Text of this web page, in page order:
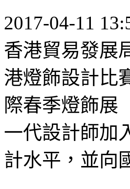
2017-04-11
香港貿易發展
港燈飾設計比
際春季燈飾展
一代設計師加
計水平，並向